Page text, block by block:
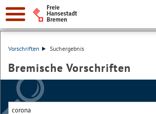
Vorschriften Suchergebnis
Bremische Vorschriften